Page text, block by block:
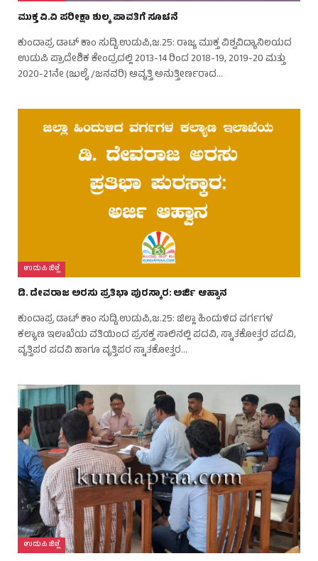
ಮುಕ್ತ ವಿ.ವಿ ಪರೀಕ್ಷಾ ಶುಲ್ಕ ಪಾವತಿಗೆ ಸೂಚನೆ
ಕುಂದಾಪ್ರ ಡಾಟ್ ಕಾಂ ಸುದ್ದಿ.ಉಡುಪಿ,ಜ.25: ರಾಜ್ಯ ಮುಕ್ತ ವಿಶ್ವವಿದ್ಯಾನಿಲಯದ
ಉಡುಪಿ ಪ್ರಾದೇಶಿಕ ಕೇಂದ್ರದಲ್ಲಿ 2013-14 ರಿಂದ 2018-19, 2019-20 ಮತ್ತು
2020-21ನೇ (ಜುಲೈ /ಜನವರಿ) ಆವೃತ್ತಿ ಅನುತ್ತೀರ್ಣರಾದ…
ಉಡುಪಿ ಜಿಲ್ಲೆ
ಡಿ. ದೇವರಾಜ ಅರಸು ಪ್ರತಿಭಾ ಪುರಸ್ಕಾರ: ಅರ್ಜಿ ಆಹ್ವಾನ
ಕುಂದಾಪ್ರ ಡಾಟ್ ಕಾಂ ಸುದ್ದಿ.ಉಡುಪಿ,ಜ.25: ಜಿಲ್ಲಾ ಹಿಂದುಳಿದ ವರ್ಗಗಳ
ಕಲ್ಯಾಣ ಇಲಾಖೆಯ ವತಿಯಿಂದ ಪ್ರಸಕ್ತ ಸಾಲಿನಲ್ಲಿ ಪದವಿ, ಸ್ನಾತಕೋತ್ತರ ಪದವಿ,
ವೃತ್ತಿಪರ ಪದವಿ ಹಾಗೂ ವೃತ್ತಿಪರ ಸ್ನಾತಕೋತ್ತರ…
ಉಡುಪಿ ಜಿಲ್ಲೆ